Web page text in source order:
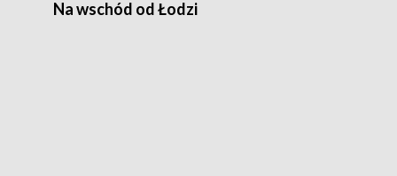
Na wschód od Łodzi